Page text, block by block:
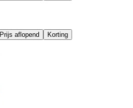
Prijs aflopend Korting